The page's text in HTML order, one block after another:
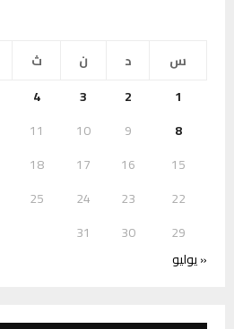
س
د ن ث
1
2
3
4
8
9
10
11
15
16
17
18
22
23
24
25
29
30
31
« يوليو